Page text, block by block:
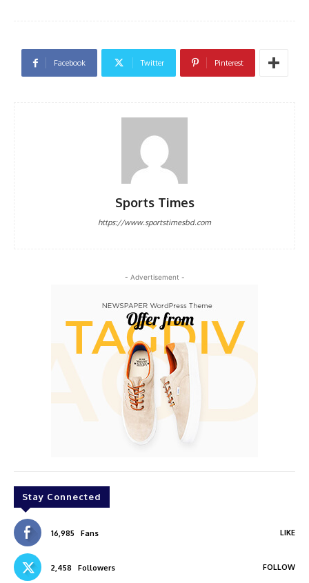
Facebook Twitter Pinterest
Sports Times
https://www.sportstimesbd.com
- Advertisement -
Stay Connected
16,985 Fans LIKE
2,458 Followers FOLLOW